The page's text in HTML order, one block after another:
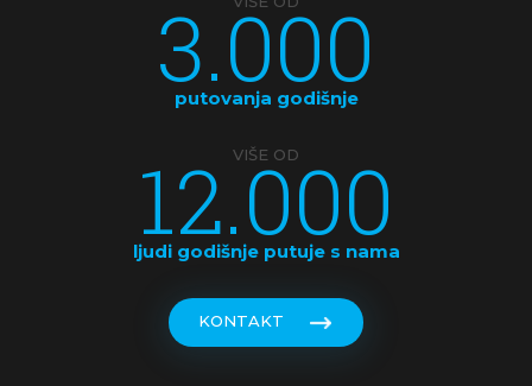
3.000
putovanja godišnje
VIŠE OD
12.000
ljudi godišnje putuje s nama
KONTAKT